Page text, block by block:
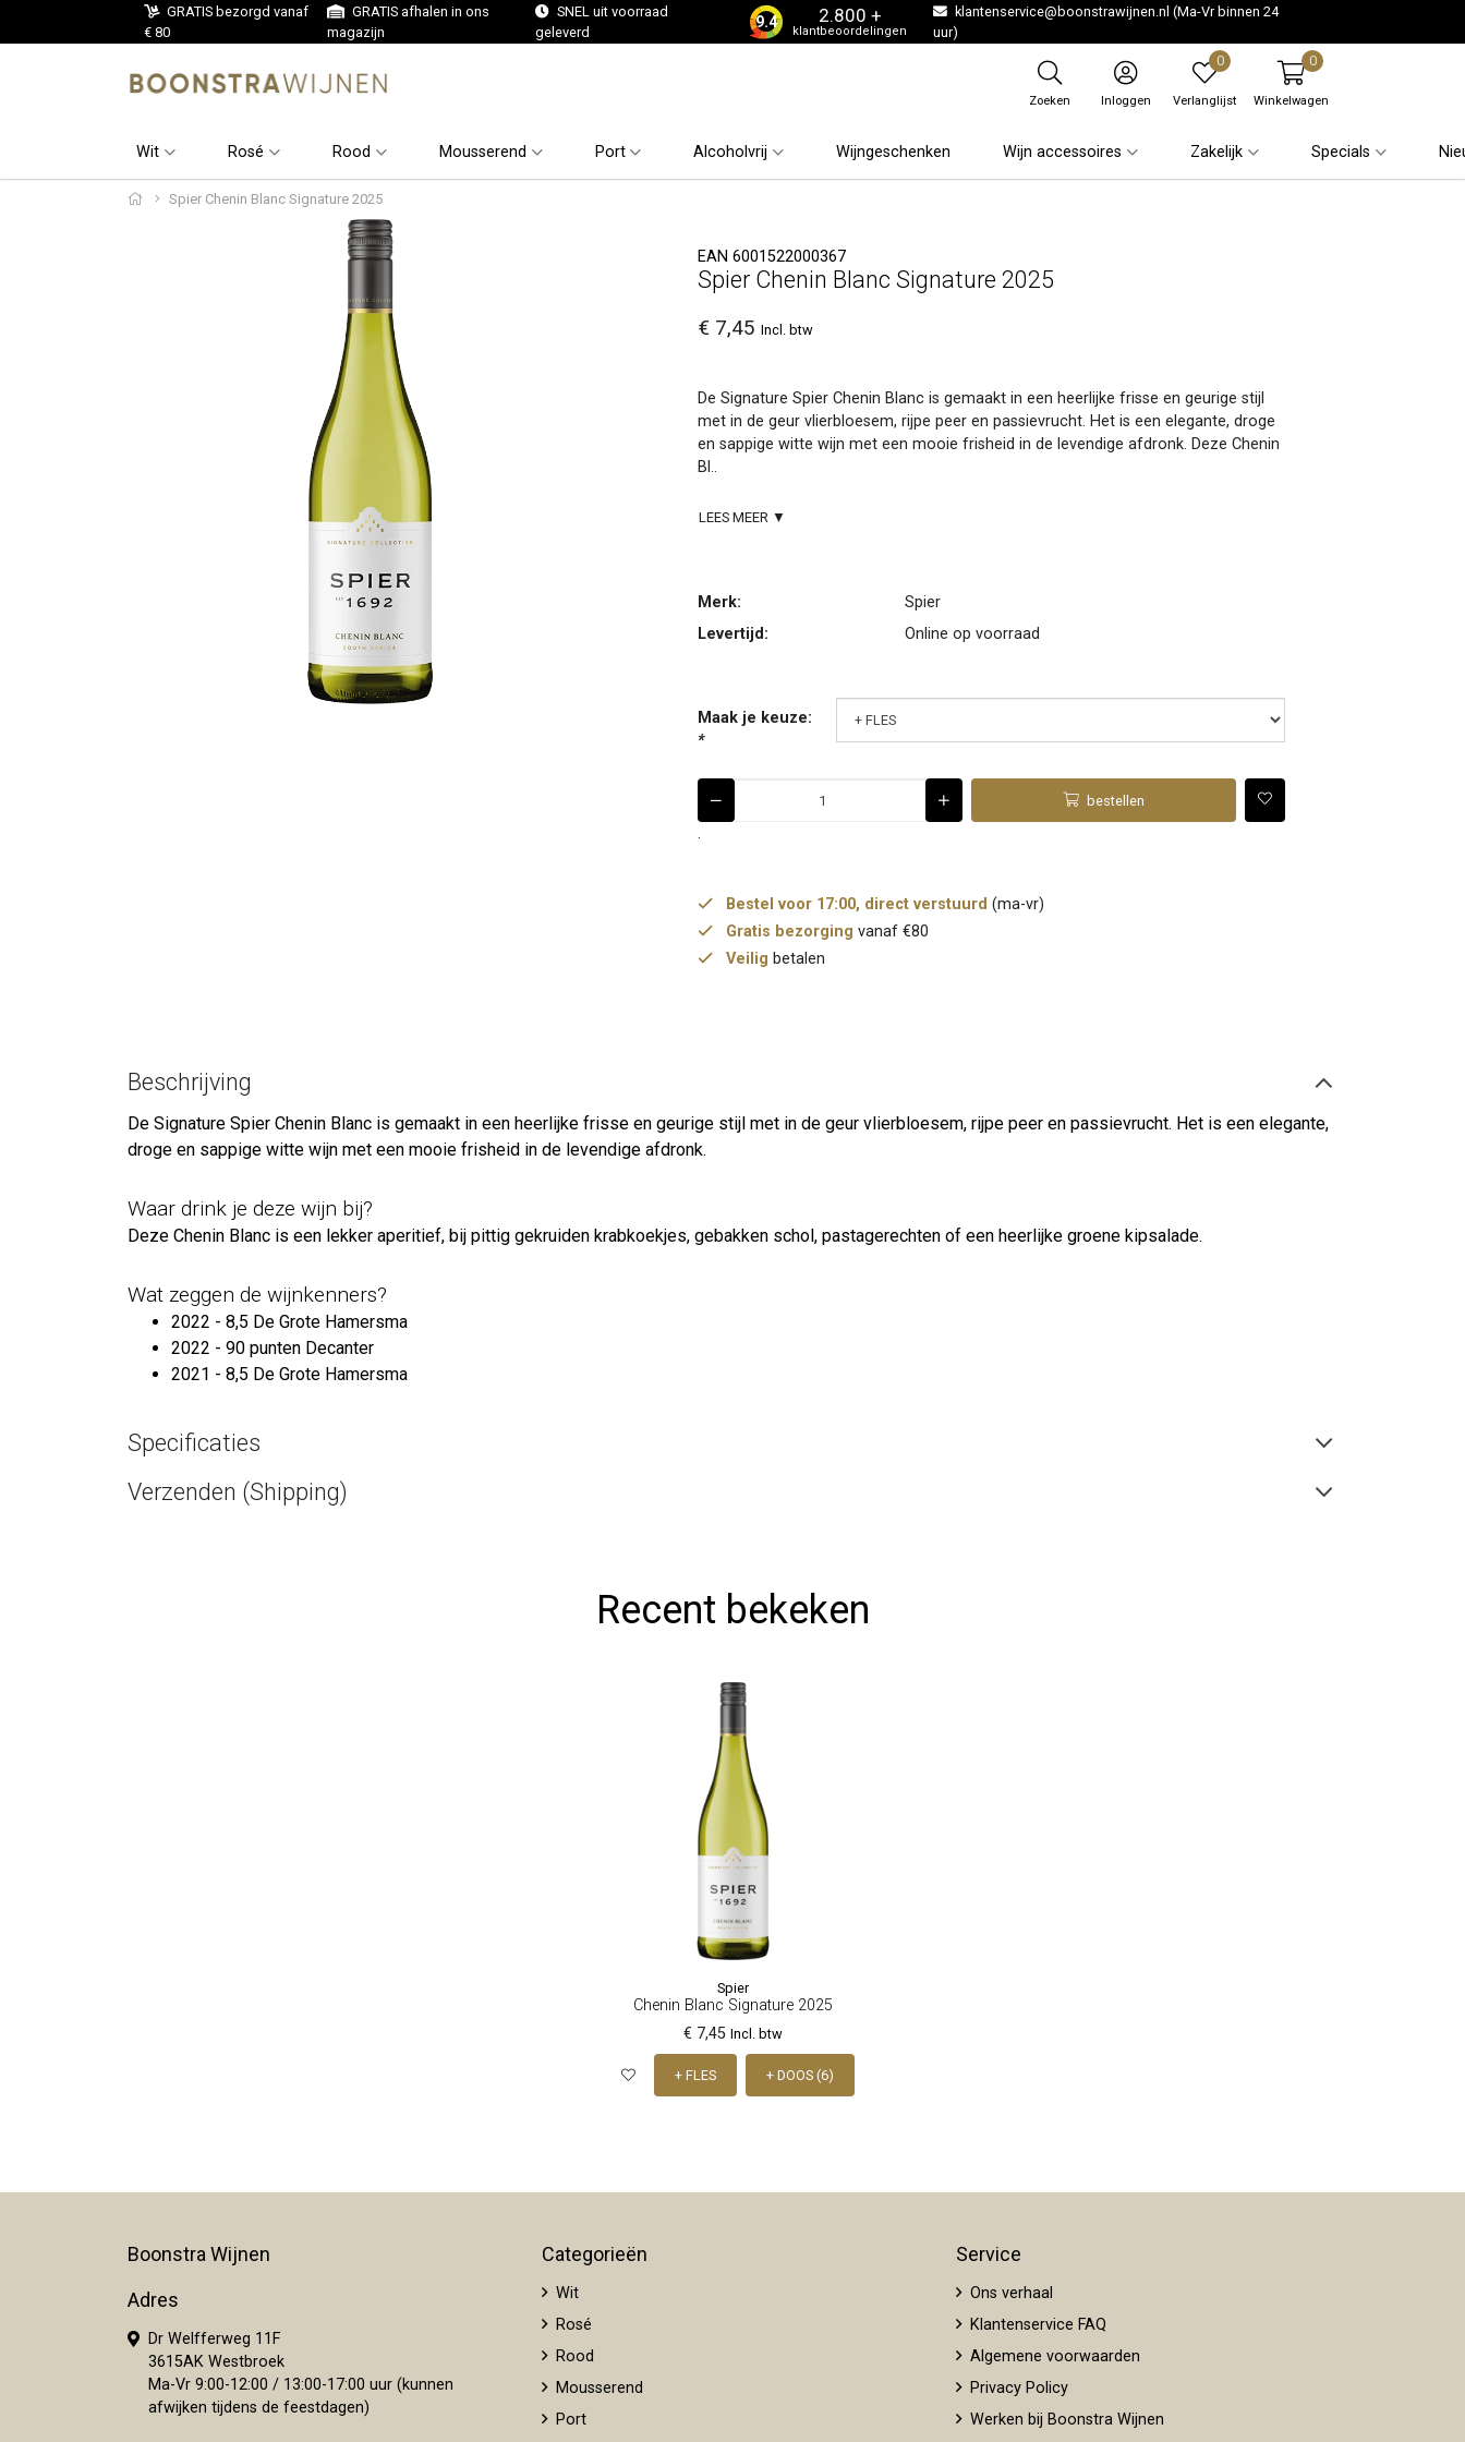
GRATIS bezorgd vanaf
€ 80
GRATIS afhalen in ons
magazijn
SNEL uit voorraad
geleverd
9.4 2.800 +
klantbeoordelingen
klantenservice@boonstrawijnen.nl (Ma-Vr binnen 24
uur)
Zoeken Inloggen
0
Verlanglijst
0
Winkelwagen
Wit Rosé Rood Mousserend Port Alcoholvrij Wijngeschenken Wijn accessoires Zakelijk Specials
Spier Chenin Blanc Signature 2025
EAN 6001522000367
Spier Chenin Blanc Signature 2025
€ 7,45 Incl. btw
De Signature Spier Chenin Blanc is gemaakt in een heerlijke frisse en geurige stijl
met in de geur vlierbloesem, rijpe peer en pas­sievrucht. Het is een elegante, droge
en sappige witte wijn met een mooie frisheid in de levendige afdronk. Deze Chenin
Bl..
LEES MEER ▼
Merk:
Spier
Levertijd:
Online op voorraad
Maak je keuze:
*
bestellen
.
Bestel voor 17:00, direct verstuurd (ma-vr)
Gratis bezorging vanaf €80
Veilig betalen
Beschrijving
De Signature Spier Chenin Blanc is gemaakt in een heerlijke frisse en geurige stijl met in de geur vlierbloesem, rijpe peer en pas­sievrucht. Het is een elegante,
droge en sappige witte wijn met een mooie frisheid in de levendige afdronk.
Waar drink je deze wijn bij?
Deze Chenin Blanc is een lekker aperitief, bij pittig gekruiden krabkoekjes, gebakken schol, pastagerechten of een heerlijke groene kipsalade.
Wat zeggen de wijnkenners?
2022 - 8,5 De Grote Hamersma
2022 - 90 punten Decanter
2021 - 8,5 De Grote Hamersma
Specificaties
Verzenden (Shipping)
Recent bekeken
Spier
Chenin Blanc Signature 2025
€ 7,45 Incl. btw
+ FLES + DOOS (6)
Boonstra Wijnen
Adres
Dr Welfferweg 11F
3615AK Westbroek
Ma-Vr 9:00-12:00 / 13:00-17:00 uur (kunnen
afwijken tijdens de feestdagen)
Categorieën
Wit
Rosé
Rood
Mousserend
Port
Service
Ons verhaal
Klantenservice FAQ
Algemene voorwaarden
Privacy Policy
Werken bij Boonstra Wijnen